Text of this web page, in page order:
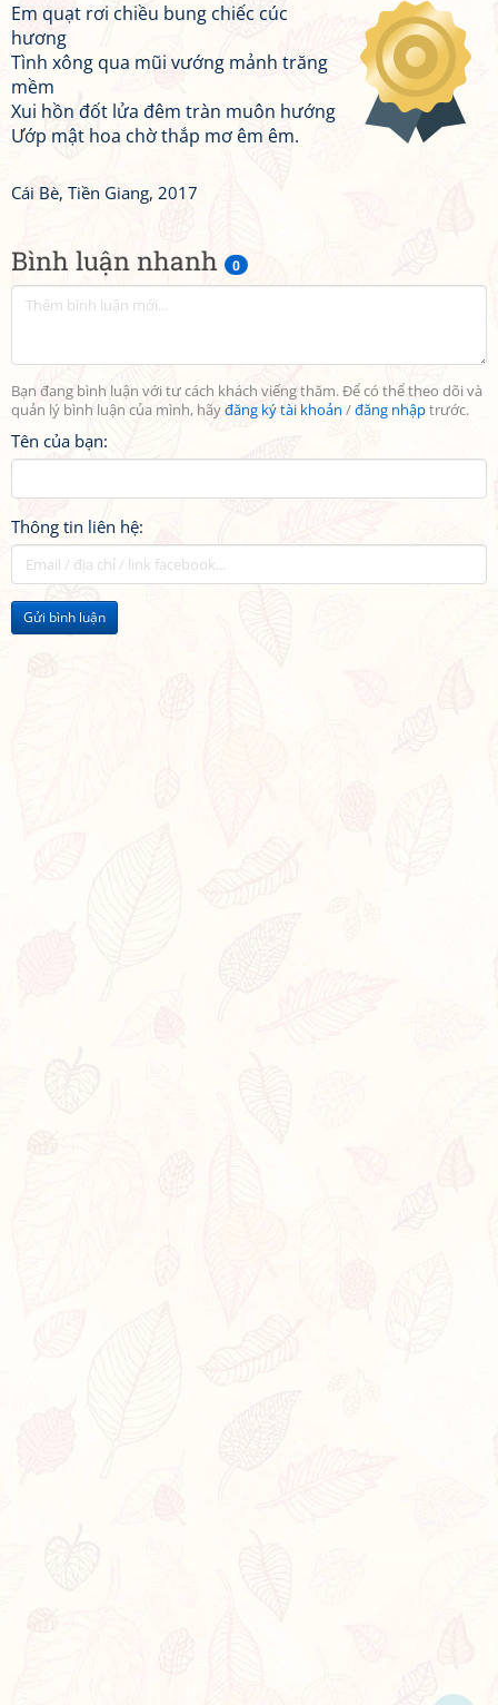
Bình luận nhanh 0
Bạn đang bình luận với tư cách khách viếng thăm. Để có thể theo dõi và
quản lý bình luận của mình, hãyđăng ký tài khoản /đăng nhậptrước.
Tên của bạn:
Thông tin liên hệ:
Gửi bình luận
Em quạt rơi chiều bung chiếc cúc
hương
Tình xông qua mũi vướng mảnh trăng
mềm
Xui hồn đốt lửa đêm tràn muôn hướng
Ướp mật hoa chờ thắp mơ êm êm.
Cái Bè, Tiền Giang, 2017